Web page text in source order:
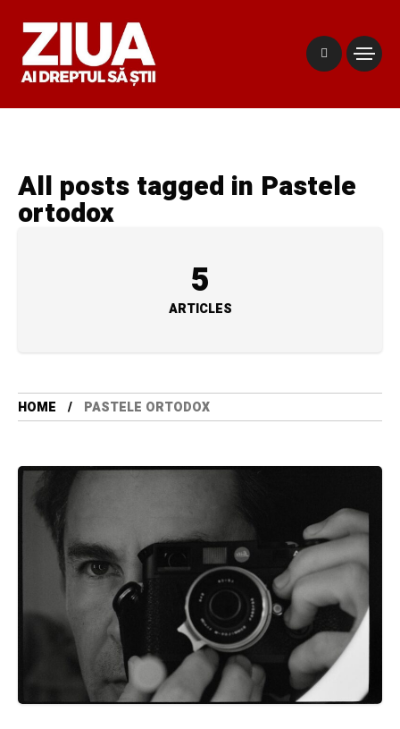
All posts tagged in Pastele
ortodox
5
ARTICLES
HOME PASTELE ORTODOX